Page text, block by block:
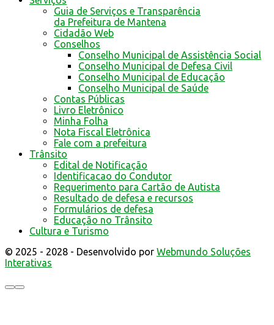
Guia de Serviços e Transparência
da Prefeitura de Mantena
Cidadão Web
Conselhos
Conselho Municipal de Assistência Social
Conselho Municipal de Defesa Civil
Conselho Municipal de Educação
Conselho Municipal de Saúde
Contas Públicas
Livro Eletrônico
Minha Folha
Nota Fiscal Eletrônica
Fale com a prefeitura
Trânsito
Edital de Notificação
Identificacao do Condutor
Requerimento para Cartão de Autista
Resultado de defesa e recursos
Formulários de defesa
Educação no Trânsito
Cultura e Turismo
© 2025 - 2028 - Desenvolvido por Webmundo Soluções
Interativas